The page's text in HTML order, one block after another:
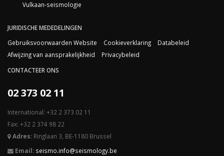
Vulkaan-seismologie
JURIDISCHE MEDEDELINGEN
Gebruiksvoorwaarden Website
Cookieverklaring
Databeleid
Afwijzing van aansprakelijkheid
Privacybeleid
CONTACTEER ONS
02 373 02 11
International: +32 2 373 02 11
Fax: +32 2 374 98 22
Adres: Ringlaan 3, BE-1180 Brussel
Email: seismo.info@seismology.be